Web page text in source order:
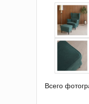
Всего